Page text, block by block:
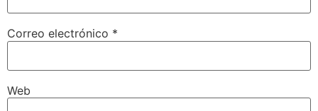
Correo electrónico *
Web